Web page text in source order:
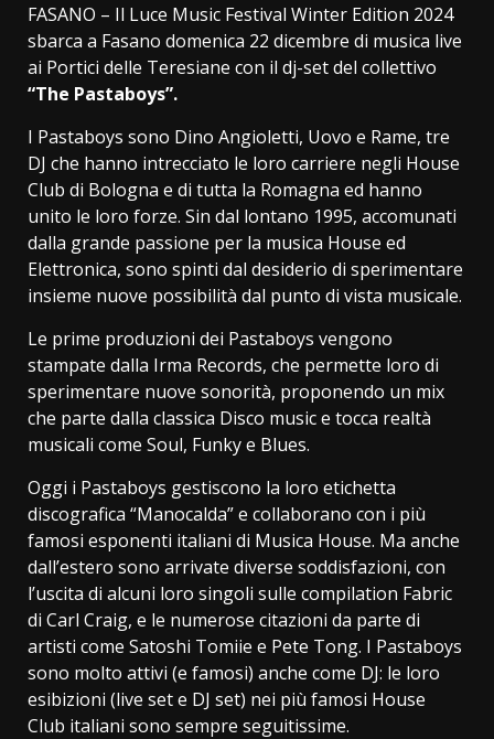
FASANO – Il Luce Music Festival Winter Edition 2024
sbarca a Fasano domenica 22 dicembre di musica live
ai Portici delle Teresiane con il dj-set del collettivo
“The Pastaboys”.
I Pastaboys sono Dino Angioletti, Uovo e Rame, tre
DJ che hanno intrecciato le loro carriere negli House
Club di Bologna e di tutta la Romagna ed hanno
unito le loro forze. Sin dal lontano 1995, accomunati
dalla grande passione per la musica House ed
Elettronica, sono spinti dal desiderio di sperimentare
insieme nuove possibilità dal punto di vista musicale.
Le prime produzioni dei Pastaboys vengono
stampate dalla Irma Records, che permette loro di
sperimentare nuove sonorità, proponendo un mix
che parte dalla classica Disco music e tocca realtà
musicali come Soul, Funky e Blues.
Oggi i Pastaboys gestiscono la loro etichetta
discografica “Manocalda” e collaborano con i più
famosi esponenti italiani di Musica House. Ma anche
dall’estero sono arrivate diverse soddisfazioni, con
l’uscita di alcuni loro singoli sulle compilation Fabric
di Carl Craig, e le numerose citazioni da parte di
artisti come Satoshi Tomiie e Pete Tong. I Pastaboys
sono molto attivi (e famosi) anche come DJ: le loro
esibizioni (live set e DJ set) nei più famosi House
Club italiani sono sempre seguitissime.